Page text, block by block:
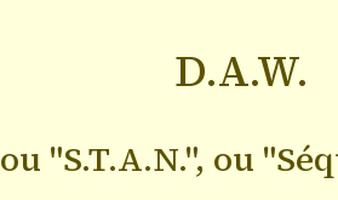
D.A.W.
ou "S.T.A.N.", ou